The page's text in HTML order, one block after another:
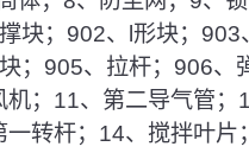
块；902、l形块；903
；905、拉杆；906、
机；11、第二导气管；
一转杆；14、搅拌叶片